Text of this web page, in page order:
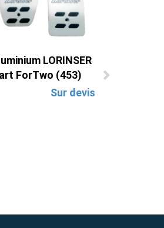
LORINSER
ForTwo (453)
Sur devis